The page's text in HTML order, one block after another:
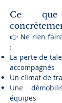
Ce
👉 Ne rien
:
La perte de
accompagnés
Un climat de
Une
équipes